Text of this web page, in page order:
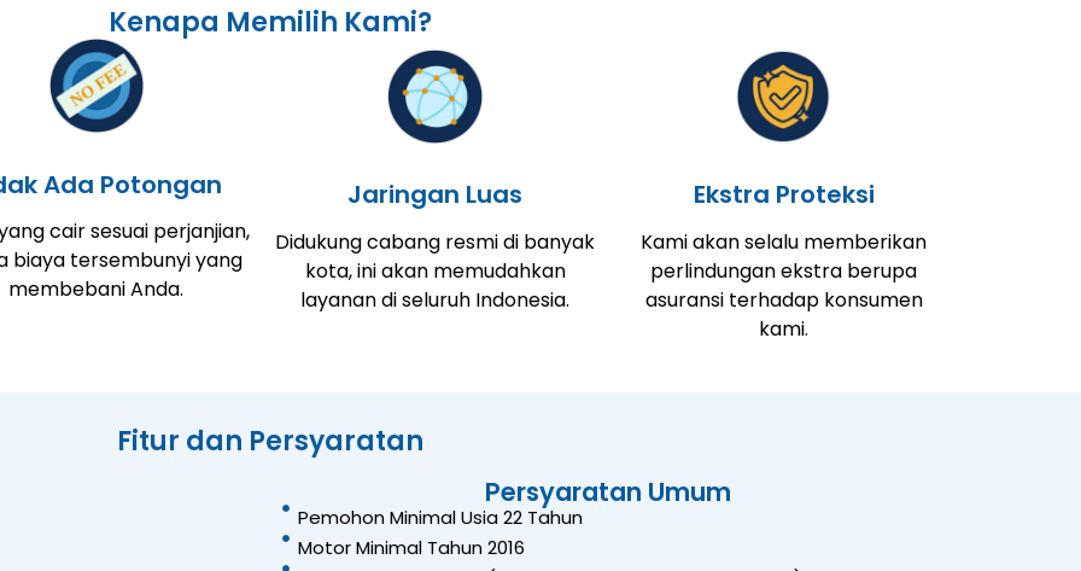
Kenapa Memilih Kami?
Ada Potongan
cair sesuai perjanjian,
biaya tersembunyi yang
membebani Anda.
Jaringan Luas
Didukung cabang resmi di banyak
kota, ini akan memudahkan
layanan di seluruh Indonesia.
Ekstra Proteksi
Kami akan selalu memberikan
perlindungan ekstra berupa
asuransi terhadap konsumen
kami.
Fitur dan Persyaratan
Persyaratan Umum
Pemohon Minimal Usia 22 Tahun
Motor Minimal Tahun 2016